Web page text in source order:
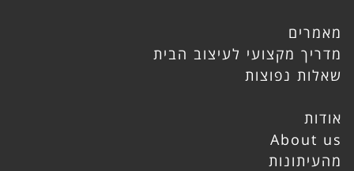
מאמרים
מדריך מקצועי לעיצוב הבית
שאלות נפוצות
אודות
About us
מהעיתונות